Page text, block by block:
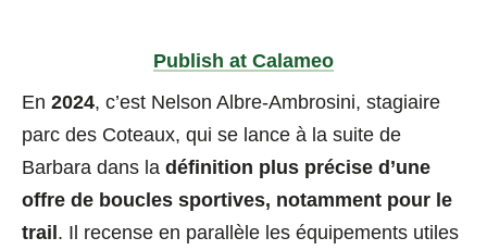
Publish at Calameo
En 2024, c’est Nelson Albre-Ambrosini, stagiaire
parc des Coteaux, qui se lance à la suite de
Barbara dans la définition plus précise d’une
offre de boucles sportives, notamment pour le
trail . Il recense en parallèle les équipements utiles